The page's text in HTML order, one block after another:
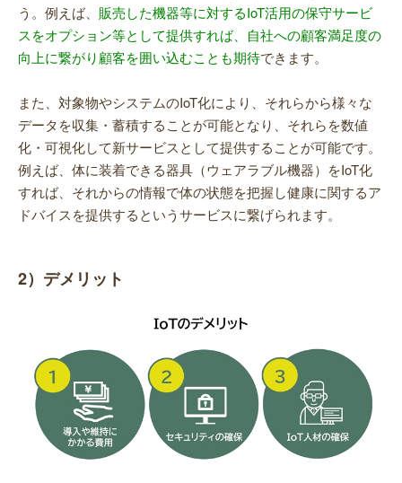
う。例えば、 販売した機器等に対するIoT活用の保守サービ
スをオプション等として提供すれば、自社への顧客満足度の
向上に繋がり顧客を囲い込むことも期待できます。
また、対象物やシステムのIoT化により、それらから様々な
データを収集・蓄積することが可能となり、それらを数値
化・可視化して新サービスとして提供することが可能です。
例えば、体に装着できる器具（ウェアラブル機器）をIoT化
すれば、それからの情報で体の状態を把握し健康に関するア
ドバイスを提供するというサービスに繋げられます。
2）デメリット